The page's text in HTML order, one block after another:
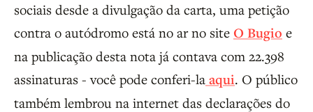
sociais desde a divulgação da carta, uma petição
contra o autódromo está no ar no site O Bugio e
na publicação desta nota já contava com 22.398
assinaturas - você pode conferi-la aqui. O público
também lembrou na internet das declarações do